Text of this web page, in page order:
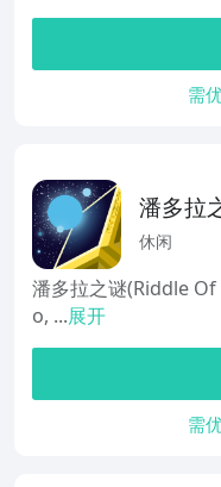
需
潘多拉
休闲
潘多拉之谜(Riddle
o, ...展开
需